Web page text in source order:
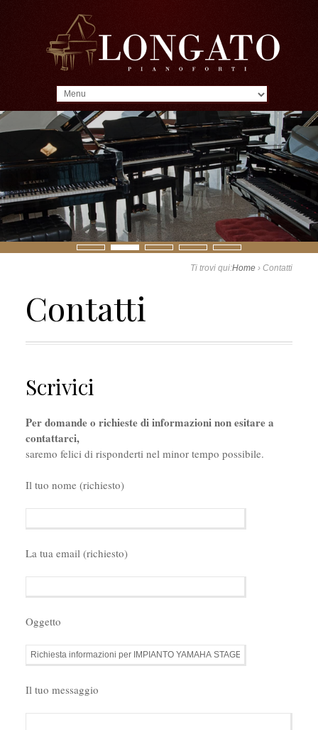
Ti trovi qui:Home ›Contatti
Contatti
Scrivici
Per domande o richieste di informazioni non esitare a
contattarci,
saremo felici di risponderti nel minor tempo possibile.
Il tuo nome (richiesto)
La tua email (richiesto)
Oggetto
Il tuo messaggio